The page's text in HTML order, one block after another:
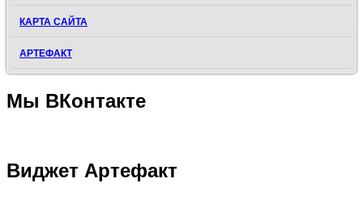
КАРТА САЙТА
АРТЕФАКТ
Мы ВКонтакте
Виджет Артефакт